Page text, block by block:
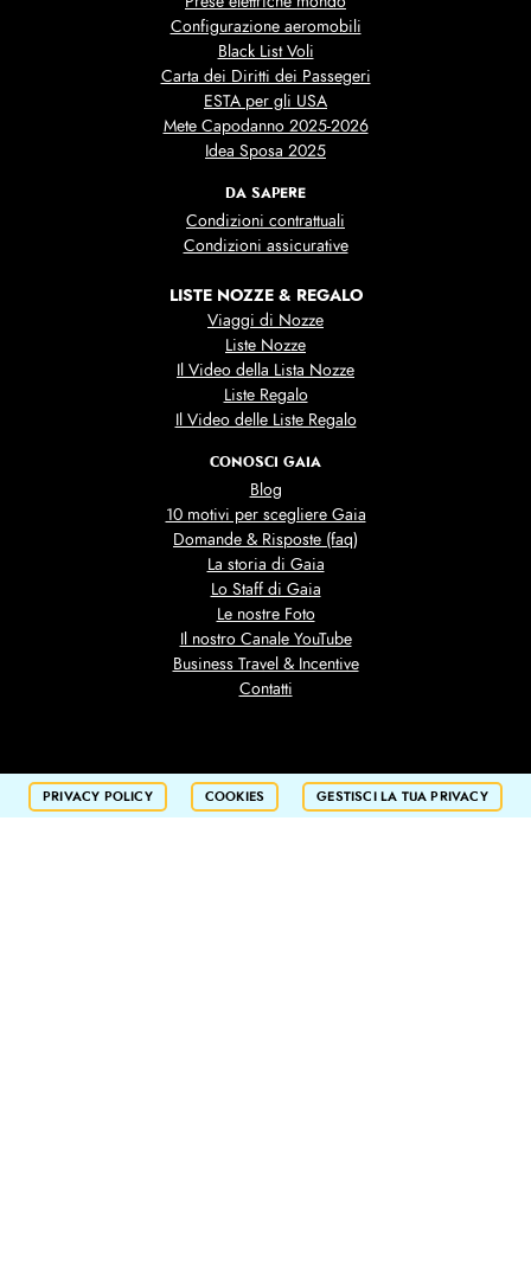
Configurazione aeromobili
Black List Voli
Carta dei Diritti dei Passegeri
ESTA per gli USA
Mete Capodanno 2025-2026
Idea Sposa 2025
DA SAPERE
Condizioni contrattuali
Condizioni assicurative
LISTE NOZZE & REGALO
Viaggi di Nozze
Liste Nozze
Il Video della Lista Nozze
Liste Regalo
Il Video delle Liste Regalo
CONOSCI GAIA
Blog
10 motivi per scegliere Gaia
Domande & Risposte (faq)
La storia di Gaia
Lo Staff di Gaia
Le nostre Foto
Il nostro Canale YouTube
Business Travel & Incentive
Contatti
PRIVACY POLICY COOKIES GESTISCI LA TUA PRIVACY